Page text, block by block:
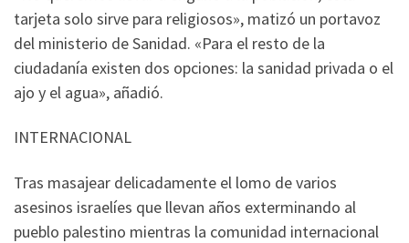
tarjeta solo sirve para religiosos», matizó un portavoz
del ministerio de Sanidad. «Para el resto de la
ciudadanía existen dos opciones: la sanidad privada o el
ajo y el agua», añadió.
INTERNACIONAL
Tras masajear delicadamente el lomo de varios
asesinos israelíes que llevan años exterminando al
pueblo palestino mientras la comunidad internacional